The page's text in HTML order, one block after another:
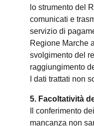
lo strumento del
comunicati e
servizio di
Regione Marche
svolgimento del
raggiungimento
I dati trattati non
5. Facoltatività
Il conferimento
mancanza non